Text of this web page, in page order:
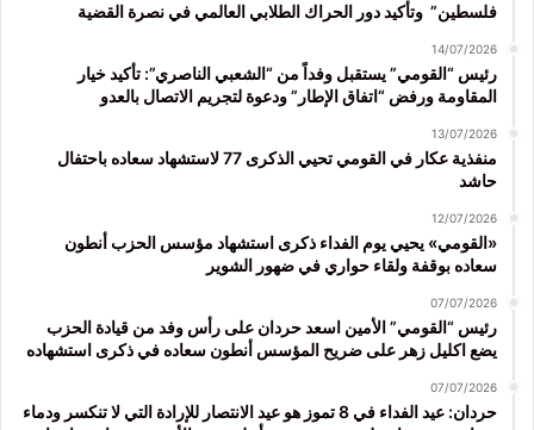
فلسطين” وتأكيد دور الحراك الطلابي العالمي في نصرة القضية
14/07/2026
رئيس “القومي” يستقبل وفداً من “الشعبي الناصري”: تأكيد خيار
المقاومة ورفض “اتفاق الإطار” ودعوة لتجريم الاتصال بالعدو
13/07/2026
منفذية عكار في القومي تحيي الذكرى 77 لاستشهاد سعاده باحتفال
حاشد
12/07/2026
«القومي» يحيي يوم الفداء ذكرى استشهاد مؤسس الحزب أنطون
سعاده بوقفة ولقاء حواري في ضهور الشوير
07/07/2026
رئيس “القومي” الأمين اسعد حردان على رأس وفد من قيادة الحزب
يضع اكليل زهر على ضريح المؤسس أنطون سعاده في ذكرى استشهاده
07/07/2026
حردان: عيد الفداء في 8 تموز هو عيد الانتصار للإرادة التي لا تنكسر ودماء